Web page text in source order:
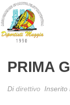
PRIMA
Didirettivo Inserito